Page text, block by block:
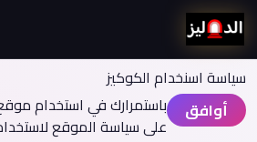
سياسة اسنخدام الكوكيز
أوافق
باستمرارك في استخدام
على سياسة الموقع